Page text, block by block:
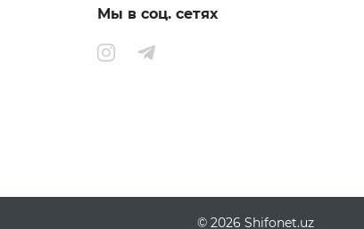
Мы в соц. сетях
© 2026 Shifonet.uz